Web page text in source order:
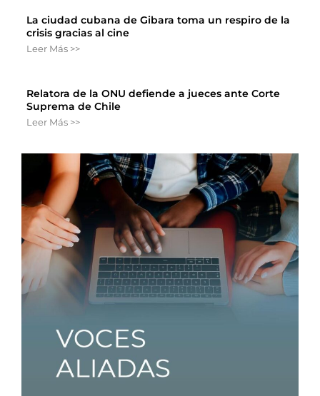
La ciudad cubana de Gibara toma un respiro de la
crisis gracias al cine
Leer Más >>
Relatora de la ONU defiende a jueces ante Corte
Suprema de Chile
Leer Más >>